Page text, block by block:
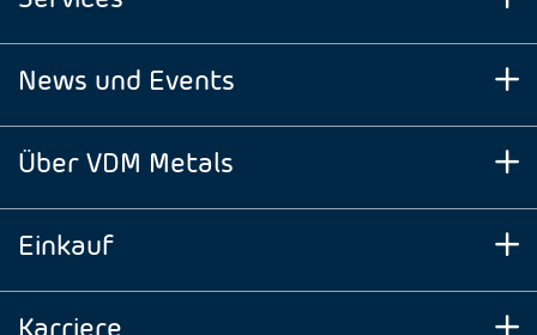
News und Events
Über VDM Metals
Einkauf
Karriere